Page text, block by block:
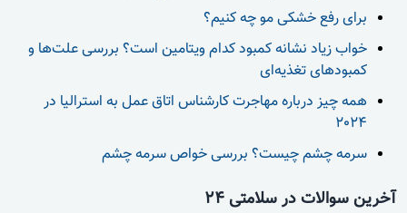
برای رفع خشکی مو چه کنیم؟
خواب زیاد نشانه کمبود کدام ویتامین است؟ بررسی علت‌ها و
کمبودهای تغذیه‌ای
همه چیز درباره مهاجرت کارشناس اتاق عمل به استرالیا در
2024
سرمه چشم چیست؟ بررسی خواص سرمه چشم
آخرین سوالات در سلامتی 24